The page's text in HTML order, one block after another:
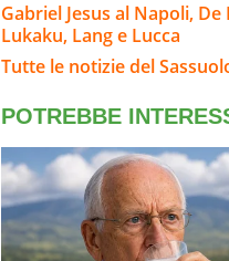
Gabriel Jesus al Napoli,
Lukaku, Lang e Lucca
Tutte le notizie del